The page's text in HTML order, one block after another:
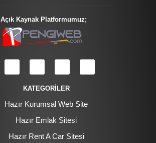
Açık Kaynak Platformumuz;
KATEGORİLER
Hazır Kurumsal Web Site
Hazır Emlak Sitesi
Hazır Rent A Car Sitesi